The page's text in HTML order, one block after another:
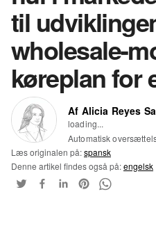
til
wholesale-
køreplan for
Af Alicia Reyes
loading...
Automatisk
Læs originalen på:spansk
Denne artikel findes også på:engelsk